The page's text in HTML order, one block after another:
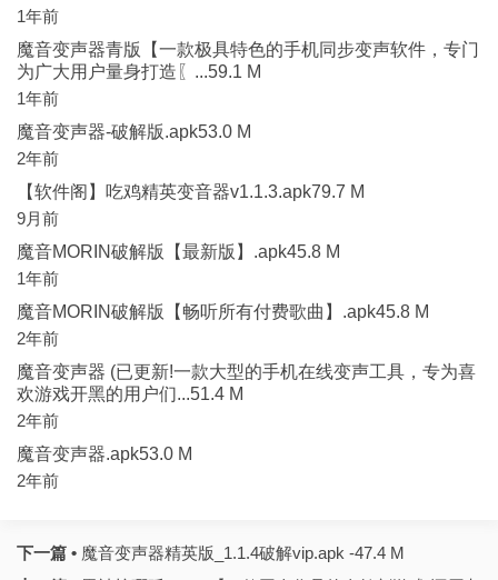
1年前
魔音变声器青版【一款极具特色的手机同步变声软件，专门
为广大用户量身打造〖...59.1 M
1年前
魔音变声器-破解版.apk53.0 M
2年前
【软件阁】吃鸡精英变音器v1.1.3.apk79.7 M
9月前
魔音MORIN破解版【最新版】.apk45.8 M
1年前
魔音MORIN破解版【畅听所有付费歌曲】.apk45.8 M
2年前
魔音变声器 (已更新!一款大型的手机在线变声工具，专为喜
欢游戏开黑的用户们...51.4 M
2年前
魔音变声器.apk53.0 M
2年前
下一篇 • 魔音变声器精英版_1.1.4破解vip.apk -47.4 M